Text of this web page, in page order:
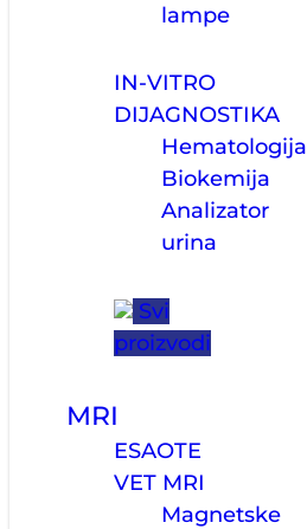
lampe
IN-VITRO
DIJAGNOSTIKA
Hematologija
Biokemija
Analizator
urina
Svi
proizvodi
MRI
ESAOTE
VET MRI
Magnetske